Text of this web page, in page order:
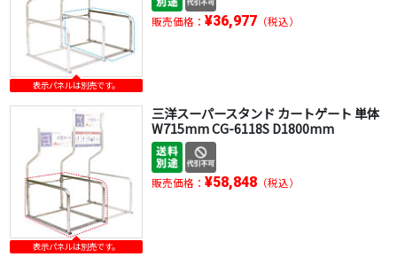
表示パネルは別売です。
販売価格： ¥36,977（税込）
表示パネルは別売です。
三洋スーパースタンド カートゲート 単体
W715mm CG-6118S D1800mm
販売価格： ¥58,848（税込）